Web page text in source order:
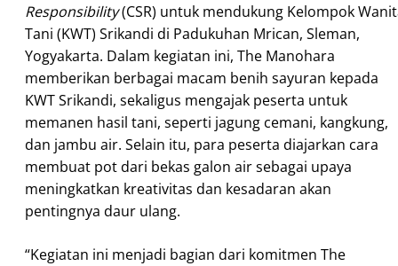
Responsibility(CSR) untuk mendukung Kelompok
Tani (KWT) Srikandi di Padukuhan Mrican, Sleman,
Yogyakarta. Dalam kegiatan ini, The Manohara
memberikan berbagai macam benih sayuran kepada
KWT Srikandi, sekaligus mengajak peserta untuk
memanen hasil tani, seperti jagung cemani, kangkung,
dan jambu air. Selain itu, para peserta diajarkan cara
membuat pot dari bekas galon air sebagai upaya
meningkatkan kreativitas dan kesadaran akan
pentingnya daur ulang.
“Kegiatan ini menjadi bagian dari komitmen The